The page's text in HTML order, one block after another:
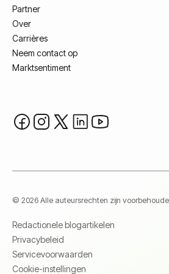
Partner
Over
Carrières
Neem contact op
Marktsentiment
© 2026 Alle auteursrechten zijn
Redactionele blogartikelen
Privacybeleid
Servicevoorwaarden
Cookie-instellingen